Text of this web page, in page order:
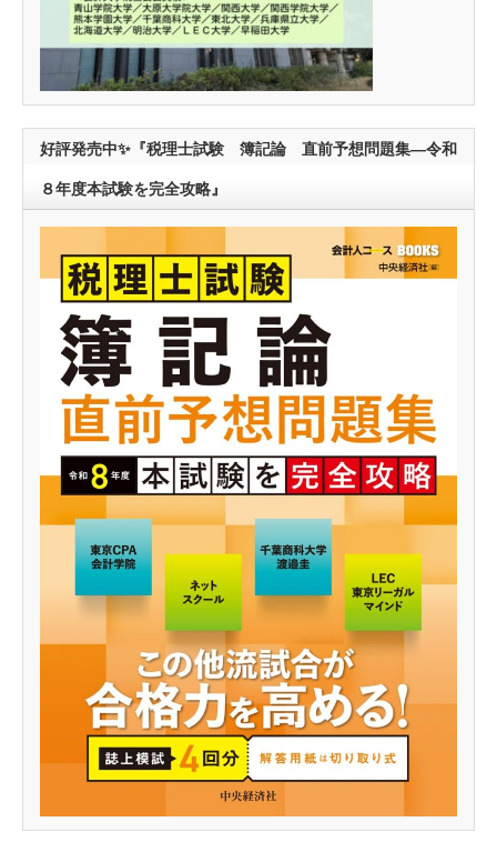
好評発売中✨『税理士試験 簿記論 直前予想問題集―令和
８年度本試験を完全攻略』